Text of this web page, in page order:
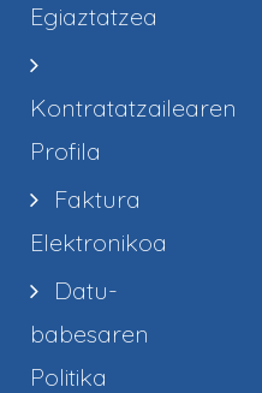
Egiaztatzea
Kontratatzailearen
Profila
Faktura
Elektronikoa
Datu-
babesaren
Politika